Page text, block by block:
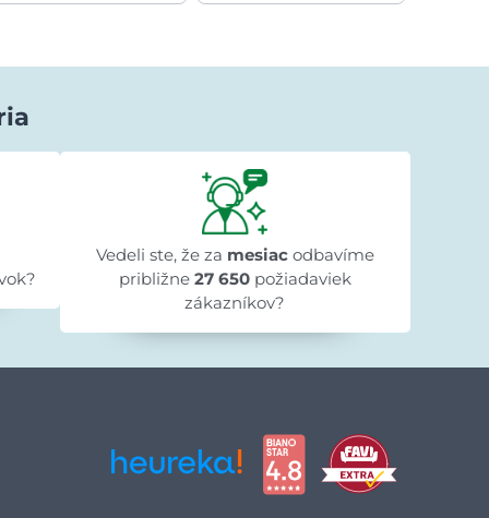
Lenka Beniaková
pred 1 dňom
★★★★★
★★★★★
★★★★★
"Objednali sme knižnicu do detskej izby,
objednávka bola vybavená rýchlo a tovar
je naozaj krásny. Ďakujeme"
Vedeli ste, že za mesiac odbavíme
približne27 650požiadaviek
zákazníkov?